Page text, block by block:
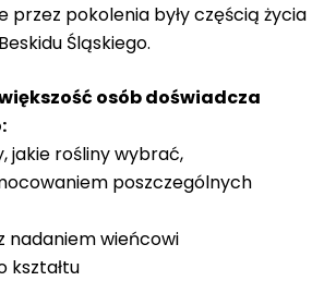
przez pokolenia były częścią życia
Śląskiego.
osób doświadcza
jakie rośliny wybrać,
poszczególnych
nadaniem wieńcowi
kształtu